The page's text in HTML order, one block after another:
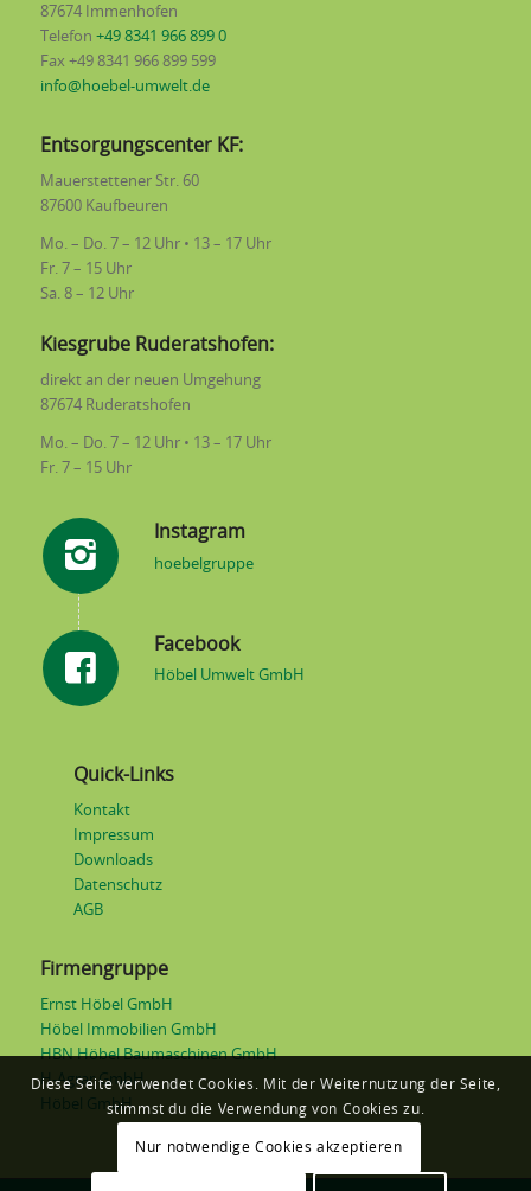
87674 Immenhofen
Telefon +49 8341 966 899 0
Fax +49 8341 966 899 599
info@hoebel-umwelt.de
Entsorgungscenter KF:
Mauerstettener Str. 60
87600 Kaufbeuren
Mo. – Do. 7 – 12 Uhr • 13 – 17 Uhr
Fr. 7 – 15 Uhr
Sa. 8 – 12 Uhr
Kiesgrube Ruderatshofen:
direkt an der neuen Umgehung
87674 Ruderatshofen
Mo. – Do. 7 – 12 Uhr • 13 – 17 Uhr
Fr. 7 – 15 Uhr
Instagram
hoebelgruppe
Facebook
Höbel Umwelt GmbH
Quick-Links
Kontakt
Impressum
Downloads
Datenschutz
AGB
Firmengruppe
Ernst Höbel GmbH
Höbel Immobilien GmbH
HBN Höbel Baumaschinen GmbH
H-Agrar GmbH
Höbel GmbH
Diese Seite verwendet Cookies. Mit der Weiternutzung der Seite,
stimmst du die Verwendung von Cookies zu.
Nur notwendige Cookies akzeptieren